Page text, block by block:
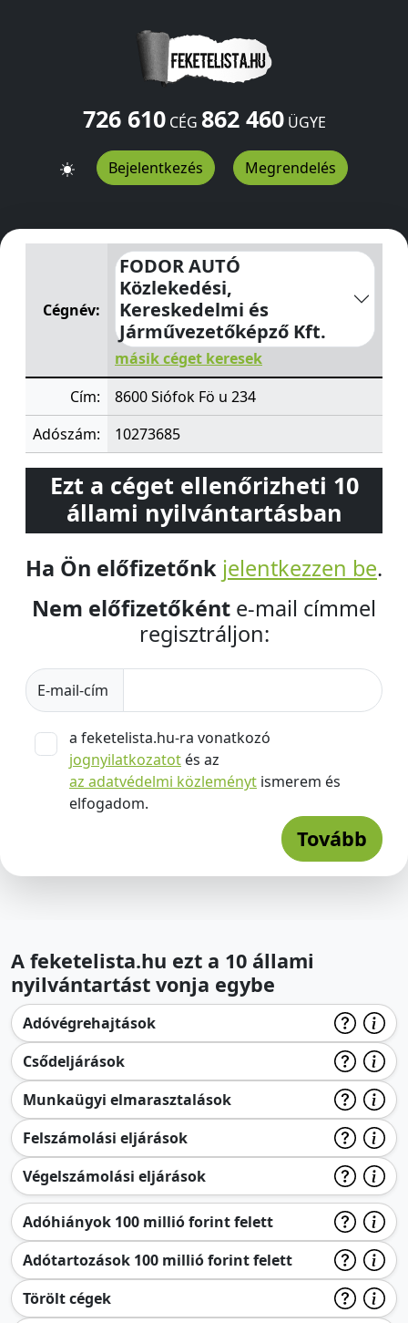
726 610CÉG 862 460ÜGYE
Bejelentkezés Megrendelés
FODOR AUTÓ Közlekedési, Kereskedelmi és
Cégnév:
FODOR AUTÓ
Közlekedési,
Kereskedelmi és
Járművezetőképző Kft.
másik céget keresek
Cím:
8600 Siófok Fö u 234
Adószám:
10273685
Ezt a céget ellenőrizheti 10
állami nyilvántartásban
Ha Ön előfizetőnk jelentkezzen be.
Nem előfizetőként e-mail címmel
regisztráljon:
E-mail-cím
a feketelista.hu-ra vonatkozó
jognyilatkozatot és az
az adatvédelmi közleményt ismerem és
elfogadom.
Tovább
A feketelista.hu ezt a 10 állami
nyilvántartást vonja egybe
Adóvégrehajtások
Csődeljárások
Munkaügyi elmarasztalások
Felszámolási eljárások
Végelszámolási eljárások
Adóhiányok 100 millió forint felett
Adótartozások 100 millió forint felett
Törölt cégek